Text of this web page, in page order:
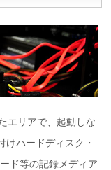
エリアで、起動しな
けハードディスク・
ド等の記録メディア